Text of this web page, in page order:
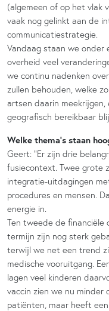
(algemeen of op het vlak
vaak nog gelinkt aan de
communicatiestrategie.
Vandaag staan we
overheid veel
we continu nadenken
zullen behouden, welke
artsen daarin meekrijgen,
geografisch bereikbaar
Welke thema’s staan
Geert: “Er zijn drie
fusiecontext. Twee grote
integratie-uitdagingen
procedures en mensen.
energie in.
Ten tweede de financiële
termijn zijn nog sterk
terwijl we net een trend
medische vooruitgang.
lagen veel kinderen
vaccin zien we nu minder
patiënten, maar heeft